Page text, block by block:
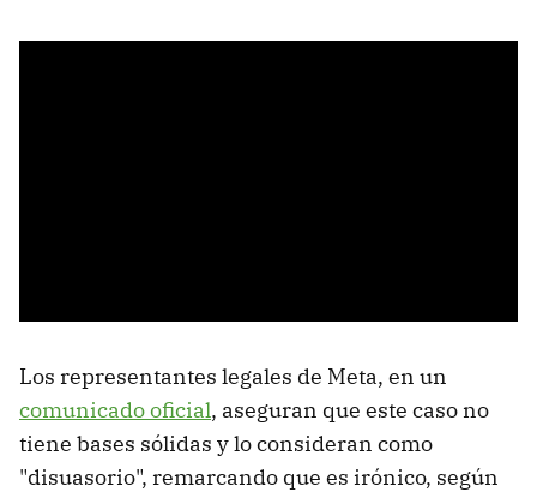
Los representantes legales de Meta, en un
comunicado oficial, aseguran que este caso no
tiene bases sólidas y lo consideran como
"disuasorio", remarcando que es irónico, según